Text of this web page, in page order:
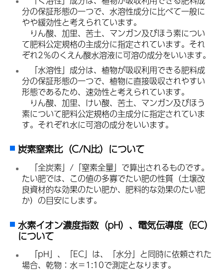
分の保証形態の一つで、水溶性成分に比べて一般に
やや緩効性と考えられています。
りん酸、加里、苦土、マンガン及びほう素につい
て肥料公定規格の主成分に指定されています。それ
ぞれ2％のくえん酸水溶液に可溶の成分をいいます。
「水溶性」成分は、植物が吸収利用できる肥料成
分の保証形態の一つで、植物に直接吸収されやすい
形態であるため、速効性と考えられています。
りん酸、加里、けい酸、苦土、マンガン及びほう
素について肥料公定規格の主成分に指定されていま
す。それぞれ水に可溶の成分をいいます。
炭素窒素比（C/N比）について
「全炭素」/「窒素全量」で算出されるものです。
たい肥では、この値の多寡でたい肥の性質（土壌改
良資材的な効果のたい肥か、肥料的な効果のたい肥
か）の目安にします。
水素イオン濃度指数（pH）、電気伝導度（EC）
について
「pH」、「EC」は、「水分」と同時に依頼された
場合、乾物：水＝1:10で測定となります。